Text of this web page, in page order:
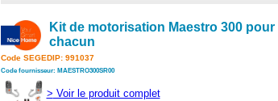
Kit de motorisation Maestro 300
chacun
Code SEGEDIP: 991037
Code fournisseur: MAESTRO300SR00
> Voir le produit complet